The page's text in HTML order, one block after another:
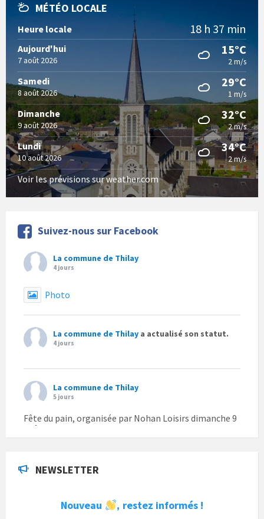
MÉTÉO LOCALE
Heure locale 18 h 37 min
Aujourd'hui
7 août 2026
15°C
2 m/s
Samedi
8 août 2026
29°C
1 m/s
Dimanche
9 août 2026
32°C
2 m/s
Lundi
10 août 2026
34°C
2 m/s
Voir les prévisions sur weather.com
Suivez-nous sur Facebook
La commune de Thilay
4 jours
Photo
La commune de Thilay a actualisé son statut.
4 jours
La commune de Thilay
5 jours
Fête du pain, organisée par Nohan Loisirs dimanche 9
août.
NEWSLETTER
Nouveau , restez informés !